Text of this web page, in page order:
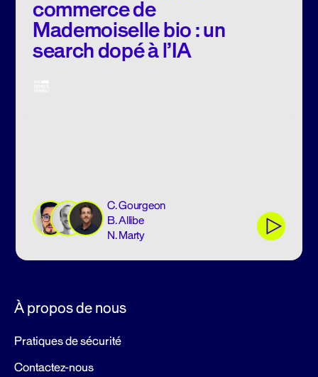
commerce de
Mademoiselle bio : un
search dopé à l’IA
C. Gourgeon
B. Allibe
N. Marty
À propos de nous
Pratiques de sécurité
Contactez-nous